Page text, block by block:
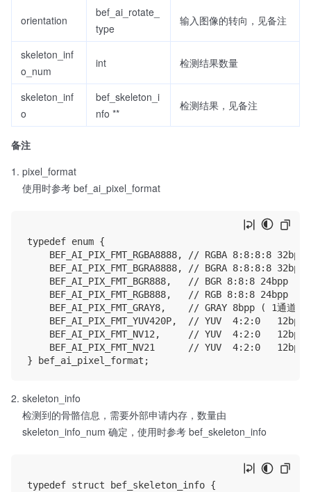
orientation
bef_ai_rotate_
type
输入图像的转向，见备注
skeleton_inf
o_num
int 检测结果数量
skeleton_inf
o
bef_skeleton_i
nfo **
检测结果，见备注
备注
pixel_format
使用时参考 bef_ai_pixel_format
typedef enum {
BEF_AI_PIX_FMT_RGBA8888, // RGBA 8:8:8:8 32bpp
BEF_AI_PIX_FMT_BGRA8888, // BGRA 8:8:8:8 32bpp
BEF_AI_PIX_FMT_BGR888,   // BGR 8:8:8 24bpp ( 3
BEF_AI_PIX_FMT_RGB888,   // RGB 8:8:8 24bpp ( 3
BEF_AI_PIX_FMT_GRAY8,    // GRAY 8bpp ( 1通道
BEF_AI_PIX_FMT_YUV420P,  // YUV  4:2:0   12bpp (
BEF_AI_PIX_FMT_NV12,     // YUV  4:2:0   12bpp (
BEF_AI_PIX_FMT_NV21      // YUV  4:2:0   12bpp (
skeleton_info
检测到的骨骼信息，需要外部申请内存，数量由
skeleton_info_num 确定，使用时参考 bef_skeleton_info
typedef struct bef_skeleton_info {